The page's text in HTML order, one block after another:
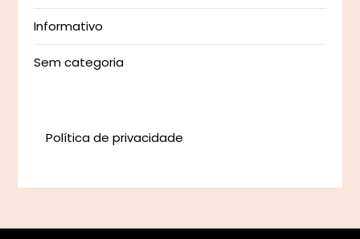
Informativo
Sem categoria
Política de privacidade